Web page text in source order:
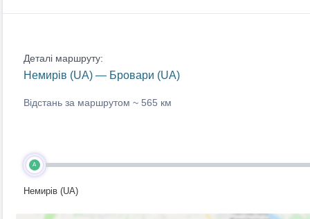
Деталі маршруту:
Немирів (UA) — Бровари (UA)
Відстань за маршрутом ~ 565 км
A
Немирів (UA)